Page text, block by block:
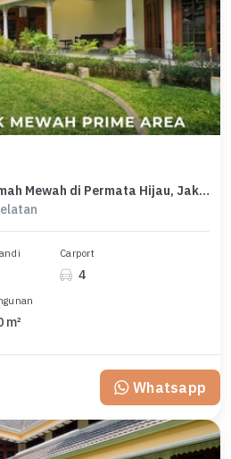
Penawaran Eksklusif, rumah Mewah di Permata Hijau, Jakarta Selatan, LB 1800m²
Carport
4
m²
Whatsapp